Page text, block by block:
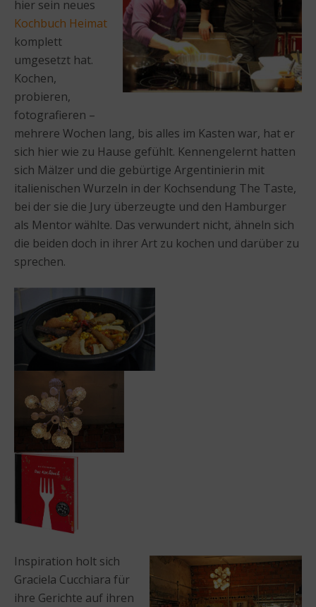
hier sein neues
Kochbuch Heimat
komplett
umgesetzt hat.
Kochen,
probieren,
fotografieren –
mehrere Wochen lang, bis alles im Kasten war, hat er
sich hier wie zu Hause gefühlt. Kennengelernt hatten
sich Mälzer und die gebürtige Argentinierin mit
italienischen Wurzeln in der Kochsendung The Taste,
bei der sie die Jury überzeugte und den Hamburger
als Mentor wählte. Das verwundert nicht, ähneln sich
die beiden doch in ihrer Art zu kochen und darüber zu
sprechen.
Inspiration holt sich
Graciela Cucchiara für
ihre Gerichte auf ihren